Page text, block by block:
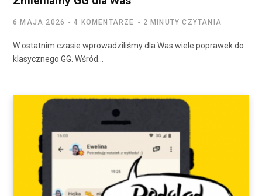
6 MAJA 2026 4 KOMENTARZE 2 MINUTY CZYTANIA
W ostatnim czasie wprowadziliśmy dla Was wiele poprawek do
klasycznego GG. Wśród…